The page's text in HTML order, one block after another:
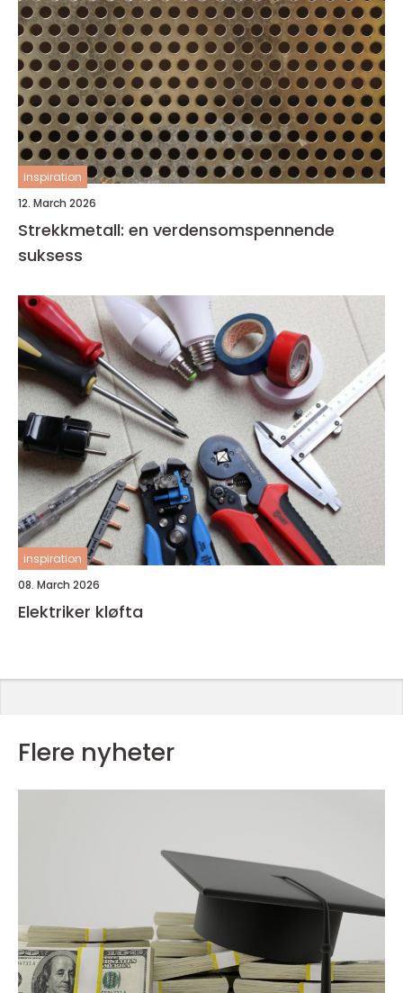
inspiration
12. March 2026
Strekkmetall: en verdensomspennende
suksess
inspiration
08. March 2026
Elektriker kløfta
Flere nyheter